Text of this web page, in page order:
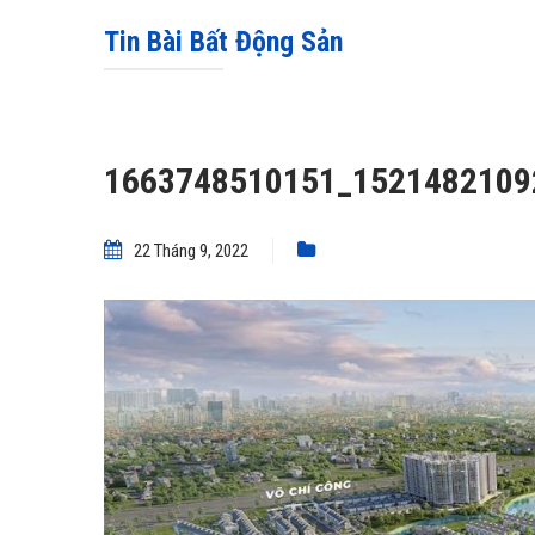
Tin Bài Bất Động Sản
22 Tháng 9, 2022